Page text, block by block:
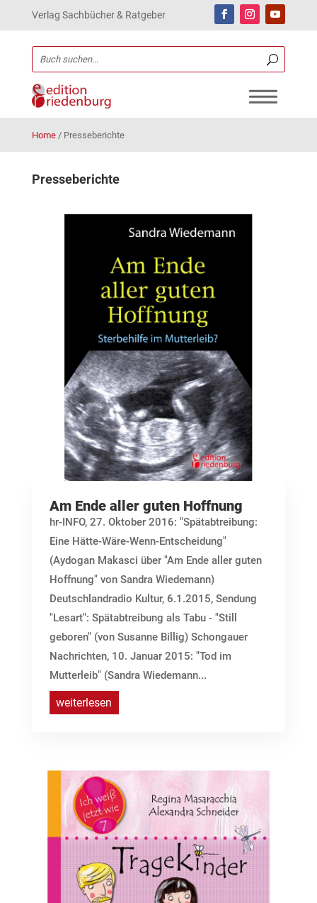
Verlag Sachbücher & Ratgeber
Home/ Presseberichte
Presseberichte
Am Ende aller guten Hoffnung
hr-INFO, 27. Oktober 2016: "Spätabtreibung:
Eine Hätte-Wäre-Wenn-Entscheidung"
(Aydogan Makasci über "Am Ende aller guten
Hoffnung" von Sandra Wiedemann)
Deutschlandradio Kultur, 6.1.2015, Sendung
"Lesart": Spätabtreibung als Tabu - "Still
geboren" (von Susanne Billig) Schongauer
Nachrichten, 10. Januar 2015: "Tod im
Mutterleib" (Sandra Wiedemann...
weiterlesen